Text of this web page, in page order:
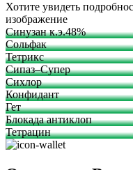
Хотите увидеть
изображение
Синузан к.э.48%
Сольфак
Тетрикс
Сипаз–Супер
Сихлор
Конфидант
Гет
Блокада антиклоп
Тетрацин